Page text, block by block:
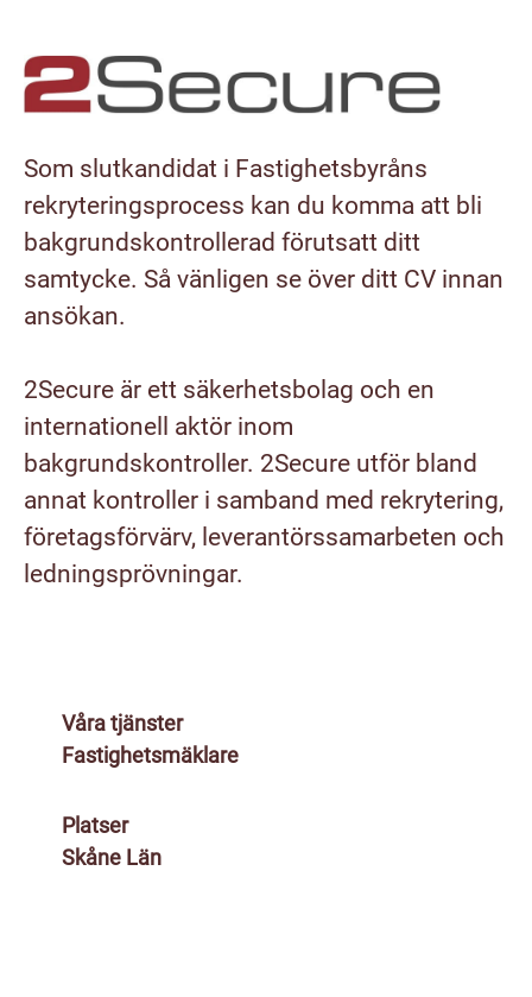
Som slutkandidat i Fastighetsbyråns
rekryteringsprocess kan du komma att bli
bakgrundskontrollerad förutsatt ditt
samtycke. Så vänligen se över ditt CV innan
ansökan.
2Secure är ett säkerhetsbolag och en
internationell aktör inom
bakgrundskontroller. 2Secure utför bland
annat kontroller i samband med rekrytering,
företagsförvärv, leverantörssamarbeten och
ledningsprövningar.
Våra tjänster
Fastighetsmäklare
Platser
Skåne Län